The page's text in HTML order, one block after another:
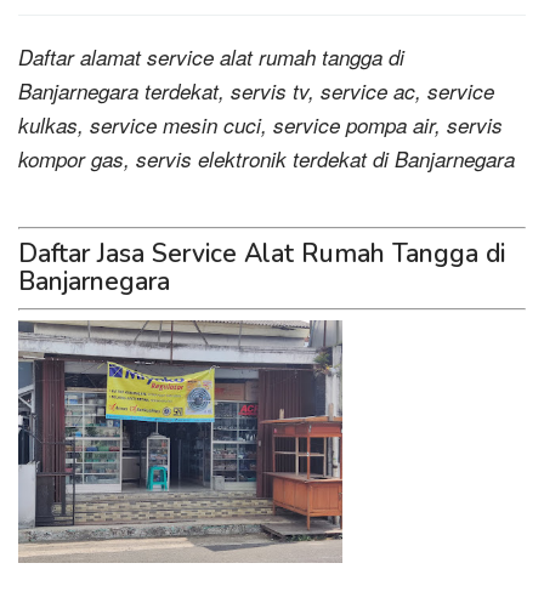
Daftar alamat service alat rumah tangga di
Banjarnegara terdekat, servis tv, service ac, service
kulkas, service mesin cuci, service pompa air, servis
kompor gas, servis elektronik terdekat di Banjarnegara
Daftar Jasa Service Alat Rumah Tangga di
Banjarnegara